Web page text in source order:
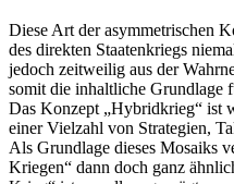
Diese Art der asymmetrischen
des direkten Staatenkriegs
jedoch zeitweilig aus der
somit die inhaltliche Grundlage
Das Konzept „Hybridkrieg“ ist
einer Vielzahl von Strategien,
Als Grundlage dieses Mosaiks
Kriegen“ dann doch ganz